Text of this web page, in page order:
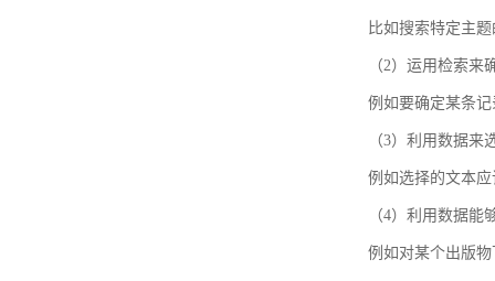
比如搜索特定主
（2）运用检索来
例如要确定某条
（3）利用数据来
例如选择的文本
（4）利用数据能
例如对某个出版